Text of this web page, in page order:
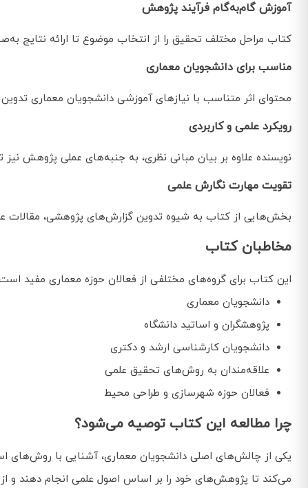
آموزش گام‌به‌گام فرآیند پژوهش
کتاب مراحل مختلف تحقیق را از انتخاب موضوع تا ارائه نتایج
مناسب برای دانشجویان معماری
محتوای اثر متناسب با نیازهای آموزشی دانشجویان معماری تدوین
رویکرد علمی و کاربردی
نویسنده علاوه بر بیان مبانی نظری، به جنبه‌های عملی پژوهش
تقویت مهارت نگارش علمی
بخش‌هایی از کتاب به شیوه تدوین گزارش‌های پژوهشی، مقالات
مخاطبان کتاب
این کتاب برای گروه‌های مختلفی از فعالان حوزه معماری مفید
دانشجویان معماری
پژوهشگران و اساتید دانشگاه
دانشجویان کارشناسی ارشد و دکتری
علاقه‌مندان به روش‌های تحقیق علمی
فعالان حوزه شهرسازی و طراحی محیط
چرا مطالعه این کتاب توصیه می‌شود؟
یکی از چالش‌های اصلی دانشجویان معماری، آشنایی با
می‌کند تا پژوهش‌های خود را بر اساس اصول علمی انجام دهند و از